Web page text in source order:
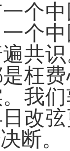
个
个
共
枉
我
改
断。